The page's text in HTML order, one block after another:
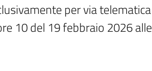
per via telematica
10 del 19 febbraio 2026 alle